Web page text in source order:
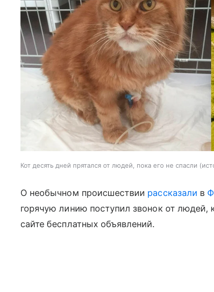
Кот десять дней прятался от людей, пока его не спасли
О необычном происшествии рассказали в
горячую линию поступил звонок от
сайте бесплатных объявлений.